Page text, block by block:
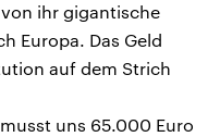
ihr gigantische
Europa. Das Geld
auf dem Strich
uns 65.000 Euro